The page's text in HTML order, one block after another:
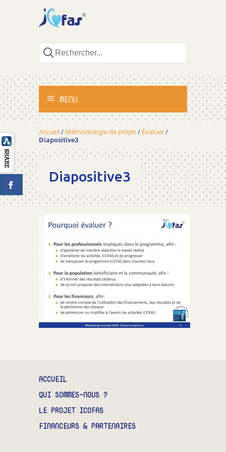
MENU
ACCUEIL
ACTIVITÉS
MÉTHODOLOGIE
Accueil/ Méthodologie de projet/ Évaluer/
Diapositive3
Diapositive3
ACCUEIL
QUI SOMMES-NOUS ?
LE PROJET ICOFAS
FINANCEURS & PARTENAIRES